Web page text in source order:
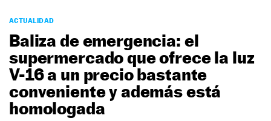
PODCAST
MOTOS
TECNOLOGÍA
SUPERCOCHES
PREMIOS
SERVICIOS
ACTUALIDAD
Baliza de emergencia: el
supermercado que ofrece la luz
V-16 a un precio bastante
conveniente y además está
homologada